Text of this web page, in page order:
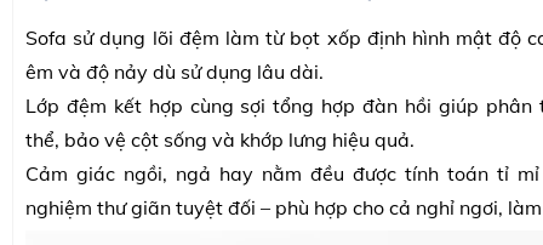
Sofa sử dụng lõi đệm làm từ bọt xốp định hình mật độ
êm và độ nảy dù sử dụng lâu dài.
Lớp đệm kết hợp cùng sợi tổng hợp đàn hồi giúp phân
thể, bảo vệ cột sống và khớp lưng hiệu quả.
Cảm giác ngồi, ngả hay nằm đều được tính toán tỉ
nghiệm thư giãn tuyệt đối – phù hợp cho cả nghỉ ngơi,